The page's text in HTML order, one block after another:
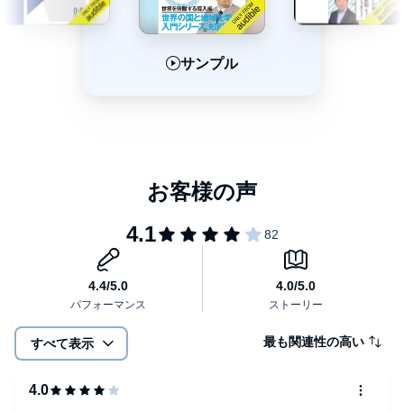
II すべてはクリミア併合から始まった 2014～2021
・ウクライナはどんな国?
・戦争の火種クリミア半島
・クリミア半島はいま(前編)
・クリミア半島はいま(後編)
・スウェーデン、戦争に備え徴兵制
・ロシア、またも元スパイ襲撃?
・北方領土は二島返還?
・再び核開発競争へ
・究極の恐怖のミサイル爆発事故
・プーチン大統領、「院政」狙いか
・ロシア、またも毒物で襲撃事件
・「毒物はパンツに仕込んだ」
・「猫に鈴をつける」民間調査組織
・ベラルーシ、難民を武器にした
・ロシア軍、ウクライナ侵攻?
III 独裁者・習近平にどう対峙すべきか 2016～2021
サンプル
すべて表示 最も関連性の高い